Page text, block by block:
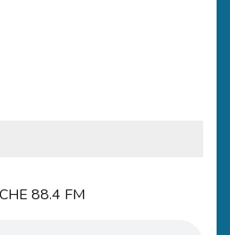
88.4 FM